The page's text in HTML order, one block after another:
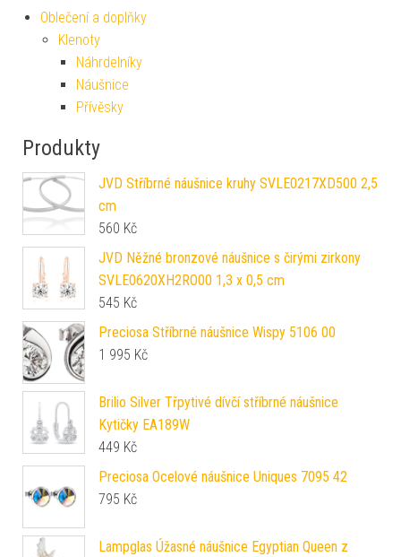
Oblečení a doplňky
Klenoty
Náhrdelníky
Náušnice
Přívěsky
Produkty
JVD Stříbrné náušnice kruhy SVLE0217XD500 2,5
cm
560 Kč
JVD Něžné bronzové náušnice s čirými zirkony
SVLE0620XH2RO00 1,3 x 0,5 cm
545 Kč
Preciosa Stříbrné náušnice Wispy 5106 00
1 995 Kč
Brilio Silver Třpytivé dívčí stříbrné náušnice
Kytičky EA189W
449 Kč
Preciosa Ocelové náušnice Uniques 7095 42
795 Kč
Lampglas Úžasné náušnice Egyptian Queen z